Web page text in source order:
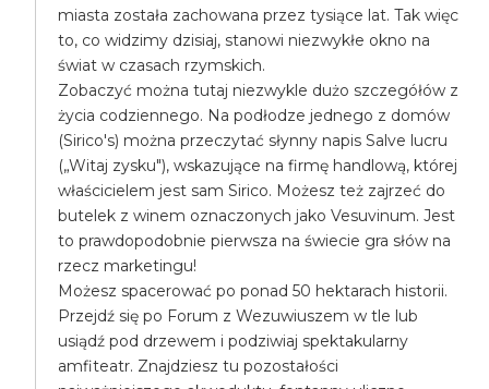
miasta została zachowana przez tysiące lat. Tak więc
to, co widzimy dzisiaj, stanowi niezwykłe okno na
świat w czasach rzymskich.
Zobaczyć można tutaj niezwykle dużo szczegółów z
życia codziennego. Na podłodze jednego z domów
(Sirico's) można przeczytać słynny napis Salve lucru
(„Witaj zysku"), wskazujące na firmę handlową, której
właścicielem jest sam Sirico. Możesz też zajrzeć do
butelek z winem oznaczonych jako Vesuvinum. Jest
to prawdopodobnie pierwsza na świecie gra słów na
rzecz marketingu!
Możesz spacerować po ponad 50 hektarach historii.
Przejdź się po Forum z Wezuwiuszem w tle lub
usiądź pod drzewem i podziwiaj spektakularny
amfiteatr. Znajdziesz tu pozostałości